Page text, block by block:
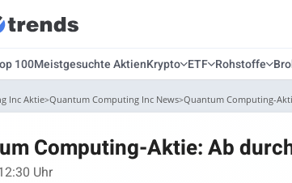
100Meistgesuchte AktienKrypto ETF Rohstoffe
Inc Aktie Quantum Computing Inc News Quantum Computing-
Computing-Aktie: Ab
Uhr